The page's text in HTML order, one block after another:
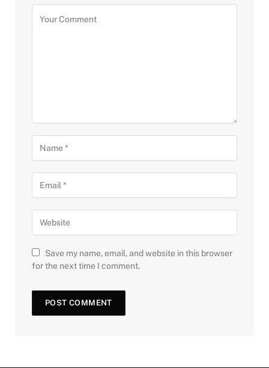
Save my name, email, and website in this browser
for the next time I comment.